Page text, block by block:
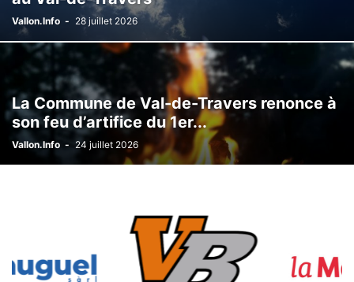
Vallon.Info - 28 juillet 2026
La Commune de Val-de-Travers renonce à
son feu d’artifice du 1er...
Vallon.Info - 24 juillet 2026